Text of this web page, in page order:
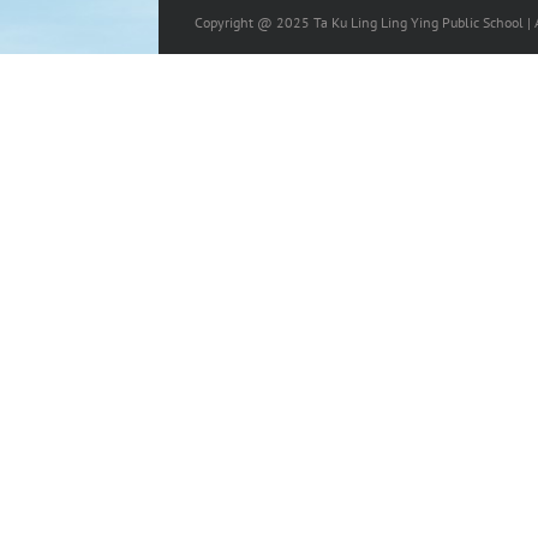
Copyright @ 2025 Ta Ku Ling Ling Ying Public School |